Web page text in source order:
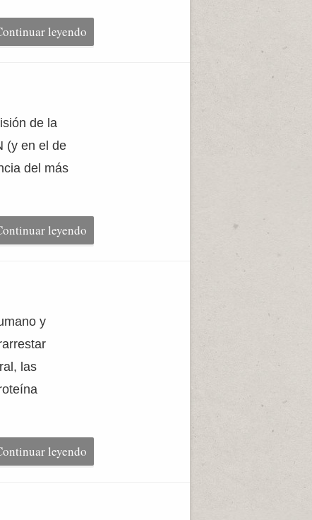
leyendo
de la
(y en el de
del más
leyendo
y
las
leyendo